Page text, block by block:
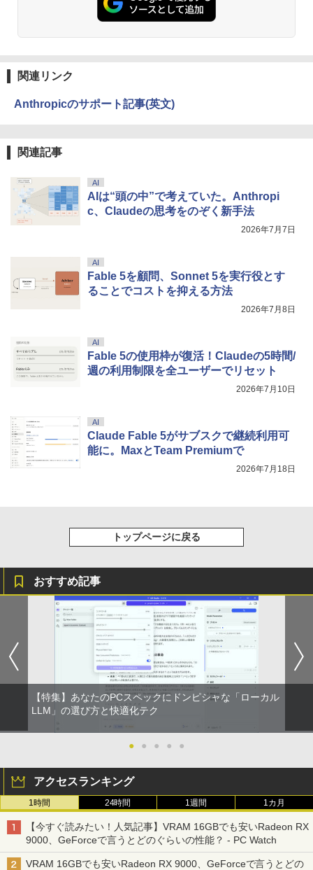
関連リンク
Anthropicのサポート記事(英文)
関連記事
AI
AIは“頭の中”で考えていた。Anthropi
c、Claudeの思考をのぞく新手法
2026年7月7日
AI
Fable 5を顧問、Sonnet 5を実行役とす
ることでコストを抑える方法
2026年7月8日
AI
Fable 5の使用枠が復活！Claudeの5時間/
週の利用制限を全ユーザーでリセット
2026年7月10日
AI
Claude Fable 5がサブスクで継続利用可
能に。MaxとTeam Premiumで
2026年7月18日
トップページに戻る
おすすめ記事
【特集】あなたのPCスペックにドンピシャな「ローカル
LLM」の選び方と快適化テク
● ● ● ● ●
アクセスランキング
1時間 24時間 1週間 1カ月
【今すぐ読みたい！人気記事】VRAM 16GBでも安いRadeon RX
9000、GeForceで言うとどのぐらいの性能？ - PC Watch
VRAM 16GBでも安いRadeon RX 9000、GeForceで言うとどの